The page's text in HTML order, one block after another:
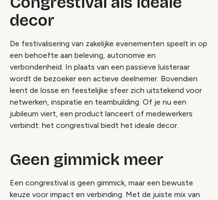
decor
De festivalisering van zakelijke evenementen speelt in op
een behoefte aan beleving, autonomie en
verbondenheid. In plaats van een passieve luisteraar
wordt de bezoeker een actieve deelnemer. Bovendien
leent de losse en feestelijke sfeer zich uitstekend voor
netwerken, inspiratie en teambuilding. Of je nu een
jubileum viert, een product lanceert of medewerkers
verbindt: het congrestival biedt het ideale decor.
Geen gimmick meer
Een congrestival is geen gimmick, maar een bewuste
keuze voor impact en verbinding. Met de juiste mix van